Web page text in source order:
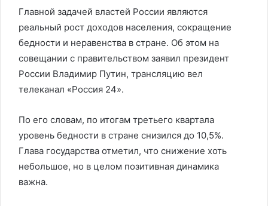
Главной задачей властей России являются
реальный рост доходов населения, сокращение
бедности и неравенства в стране. Об этом на
совещании с правительством заявил президент
России Владимир Путин, трансляцию вел
телеканал «Россия 24».
По его словам, по итогам третьего квартала
уровень бедности в стране снизился до 10,5%.
Глава государства отметил, что снижение хоть
небольшое, но в целом позитивная динамика
важна.